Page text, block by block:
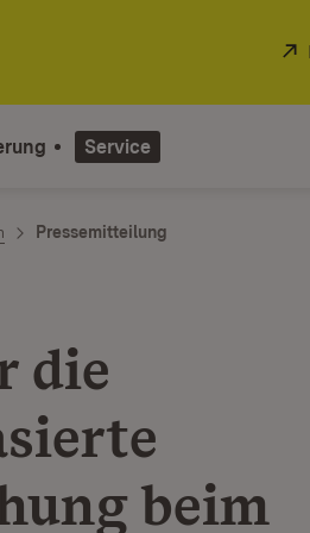
Service
Pressemitteilung
die
beim